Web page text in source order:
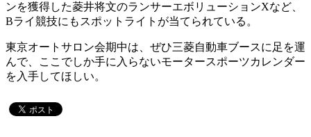
ンを獲得した菱井将文のランサーエボリューションXなど、
Bライ競技にもスポットライトが当てられている。
東京オートサロン会期中は、ぜひ三菱自動車ブースに足を運
んで、ここでしか手に入らないモータースポーツカレンダー
を入手してほしい。